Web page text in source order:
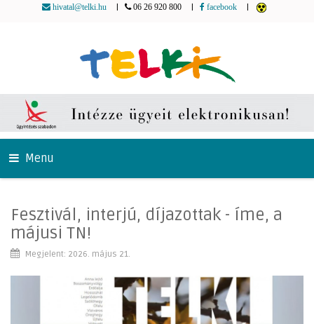
hivatal@telki.hu 06 26 920 800 facebook
Menu
Fesztivál, interjú, díjazottak - íme, a
májusi TN!
Megjelent: 2026. május 21.